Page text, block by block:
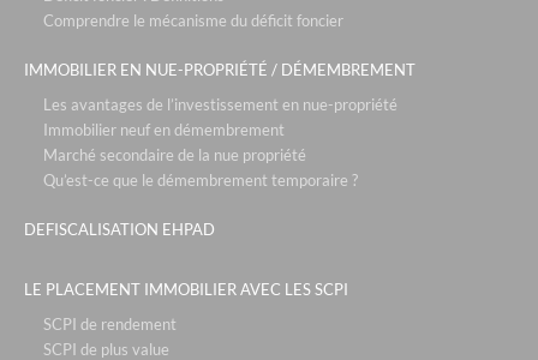
residence les vallieres - ehpad gdp vendome - cagnes sur mer
residence saint vrain - ehpad orpea - saint vrain
presqu'île du ponant - belambra - grande motte
residence l'atrium - ehpad orpea - la seyne sur mer
residence saint maur - ehpad orpea - saint maur des fossés
les tuquets - seignosse
le cristal de l'alpe - alpe d'huez
Comprendre le mécanisme du déficit foncier
IMMOBILIER EN NUE-PROPRIÉTÉ / DÉMEMBREMENT
Les avantages de l’investissement en nue-propriété
Immobilier neuf en démembrement
Marché secondaire de la nue propriété
Qu’est-ce que le démembrement temporaire ?
DEFISCALISATION EHPAD
LE PLACEMENT IMMOBILIER AVEC LES SCPI
SCPI de rendement
SCPI de plus value